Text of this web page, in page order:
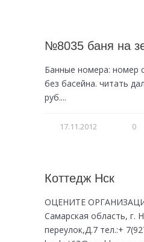
№8035 баня на
Банные номера: номер
без басейна. читать
руб....
17.11.2012 0
Коттедж Нск
ОЦЕНИТЕ
Самарская область, г.
переулок,Д.7 тел.:+